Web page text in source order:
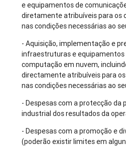
e equipamentos de
diretamente atribuíveis para os
nas condições necessárias ao
- Aquisição, implementação e
infraestruturas e equipamentos
computação em nuvem,
directamente atribuíveis para
nas condições necessárias ao
- Despesas com a protecção
industrial dos resultados da
- Despesas com a promoção e
(poderão existir limites em